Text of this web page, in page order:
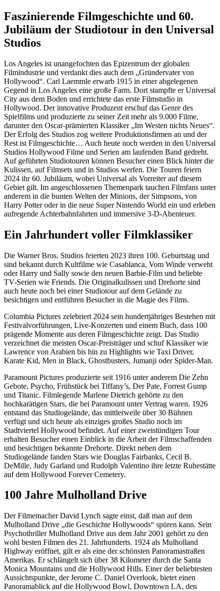
Faszinierende Filmgeschichte und 60.
Jubiläum der Studiotour in den Universal
Studios
Los Angeles ist unangefochten das Epizentrum der globalen
Filmindustrie und verdankt dies auch dem „Gründervater von
Hollywood“. Carl Laemmle erwarb 1915 in einer abgelegenen
Gegend in Los Angeles eine große Farm. Dort stampfte er Universal
City aus dem Boden und errichtete das erste Filmstudio in
Hollywood. Der innovative Produzent erschuf das Genre des
Spielfilms und produzierte zu seiner Zeit mehr als 9.000 Filme,
darunter den Oscar-prämierten Klassiker „Im Westen nichts Neues“.
Der Erfolg des Studios zog weitere Produktionsfirmen an und der
Rest ist Filmgeschichte… Auch heute noch werden in den Universal
Studios Hollywood Filme und Serien am laufenden Band gedreht.
Auf geführten Studiotouren können Besucher einen Blick hinter die
Kulissen, auf Filmsets und in Studios werfen. Die Touren feiern
2024 ihr 60. Jubiläum, wobei Universal als Vorreiter auf diesem
Gebiet gilt. Im angeschlossenen Themenpark tauchen Filmfans unter
anderem in die bunten Welten der Minions, der Simpsons, von
Harry Potter oder in die neue Super Nintendo World ein und erleben
aufregende Achterbahnfahrten und immersive 3-D-Abenteuer.
Ein Jahrhundert voller Filmklassiker
Die Warner Bros. Studios feierten 2023 ihren 100. Geburtstag und
sind bekannt durch Kultfilme wie Casablanca, Vom Winde verweht
oder Harry und Sally sowie den neuen Barbie-Film und beliebte
TV-Serien wie Friends. Die Originalkulissen und Drehorte sind
auch heute noch bei einer Studiotour auf dem Gelände zu
besichtigen und entführen Besucher in die Magie des Films.
Columbia Pictures zelebriert 2024 sein hundertjähriges Bestehen mit
Festivalvorführungen, Live-Konzerten und einem Buch, dass 100
prägende Momente aus deren Filmgeschichte zeigt. Das Studio
verzeichnet die meisten Oscar-Preisträger und schuf Klassiker wie
Lawrence von Arabien bis hin zu Highlights wie Taxi Driver,
Karate Kid, Men in Black, Ghostbusters, Jumanji oder Spider-Man.
Paramount Pictures produzierte seit 1916 unter anderem Die Zehn
Gebote, Psycho, Frühstück bei Tiffany’s, Der Pate, Forrest Gump
und Titanic. Filmlegende Marlene Dietrich gehörte zu den
hochkarätigen Stars, die bei Paramount unter Vertrag waren. 1926
entstand das Studiogelände, das mittlerweile über 30 Bühnen
verfügt und sich heute als einziges großes Studio noch im
Stadtviertel Hollywood befindet. Auf einer zweistündigen Tour
erhalten Besucher einen Einblick in die Arbeit der Filmschaffenden
und besichtigen bekannte Drehorte. Direkt neben dem
Studiogelände fanden Stars wie Douglas Fairbanks, Cecil B.
DeMille, Judy Garland und Rudolph Valentino ihre letzte Ruhestätte
auf dem Hollywood Forever Cemetery.
100 Jahre Mulholland Drive
Der Filmemacher David Lynch sagte einst, daß man auf dem
Mulholland Drive „die Geschichte Hollywoods“ spüren kann. Sein
Psychothriller Mulholland Drive aus dem Jahr 2001 gehört zu den
wohl besten Filmen des 21. Jahrhunderts. 1924 als Mulholland
Highway eröffnet, gilt er als eine der schönsten Panoramastraßen
Amerikas. Er schlängelt sich über 38 Kilometer durch die Santa
Monica Mountains und die Hollywood Hills. Einer der beliebtesten
Aussichtspunkte, der Jerome C. Daniel Overlook, bietet einen
Panoramablick auf die Hollywood Bowl, Downtown LA, den